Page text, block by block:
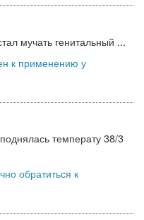
мучать генитальный ...
к применению у
температу 38/3
обратиться к